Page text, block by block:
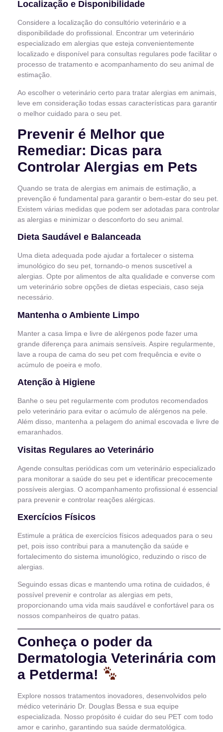
Localização e Disponibilidade
Considere a localização do consultório veterinário e a
disponibilidade do profissional. Encontrar um veterinário
especializado em alergias que esteja convenientemente
localizado e disponível para consultas regulares pode facilitar o
processo de tratamento e acompanhamento do seu animal de
estimação.
Ao escolher o veterinário certo para tratar alergias em animais,
leve em consideração todas essas características para garantir
o melhor cuidado para o seu pet.
Prevenir é Melhor que
Remediar: Dicas para
Controlar Alergias em Pets
Quando se trata de alergias em animais de estimação, a
prevenção é fundamental para garantir o bem-estar do seu pet.
Existem várias medidas que podem ser adotadas para controlar
as alergias e minimizar o desconforto do seu animal.
Dieta Saudável e Balanceada
Uma dieta adequada pode ajudar a fortalecer o sistema
imunológico do seu pet, tornando-o menos suscetível a
alergias. Opte por alimentos de alta qualidade e converse com
um veterinário sobre opções de dietas especiais, caso seja
necessário.
Mantenha o Ambiente Limpo
Manter a casa limpa e livre de alérgenos pode fazer uma
grande diferença para animais sensíveis. Aspire regularmente,
lave a roupa de cama do seu pet com frequência e evite o
acúmulo de poeira e mofo.
Atenção à Higiene
Banhe o seu pet regularmente com produtos recomendados
pelo veterinário para evitar o acúmulo de alérgenos na pele.
Além disso, mantenha a pelagem do animal escovada e livre de
emaranhados.
Visitas Regulares ao Veterinário
Agende consultas periódicas com um veterinário especializado
para monitorar a saúde do seu pet e identificar precocemente
possíveis alergias. O acompanhamento profissional é essencial
para prevenir e controlar reações alérgicas.
Exercícios Físicos
Estimule a prática de exercícios físicos adequados para o seu
pet, pois isso contribui para a manutenção da saúde e
fortalecimento do sistema imunológico, reduzindo o risco de
alergias.
Seguindo essas dicas e mantendo uma rotina de cuidados, é
possível prevenir e controlar as alergias em pets,
proporcionando uma vida mais saudável e confortável para os
nossos companheiros de quatro patas.
Conheça o poder da
Dermatologia Veterinária com
a Petderma!
Explore nossos tratamentos inovadores, desenvolvidos pelo
médico veterinário Dr. Douglas Bessa e sua equipe
especializada. Nosso propósito é cuidar do seu PET com todo
amor e carinho, garantindo sua saúde dermatológica.